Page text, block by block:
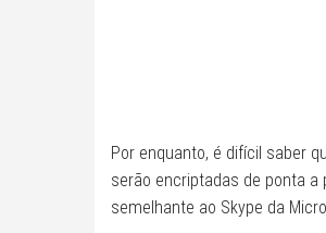
Por enquanto, é difícil saber
serão encriptadas de ponta a
semelhante ao Skype da